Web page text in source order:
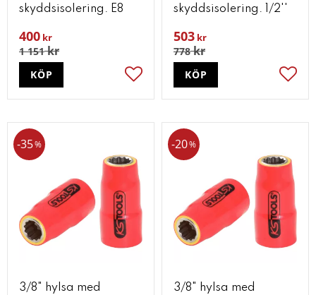
skyddsisolering. E8
400 kr
1 151kr
Lägg till i favoriter
KÖP
skyddsisolering. 1/2''
503 kr
778kr
KÖP
3/8" hylsa med
35%
3/8" hylsa med
20%